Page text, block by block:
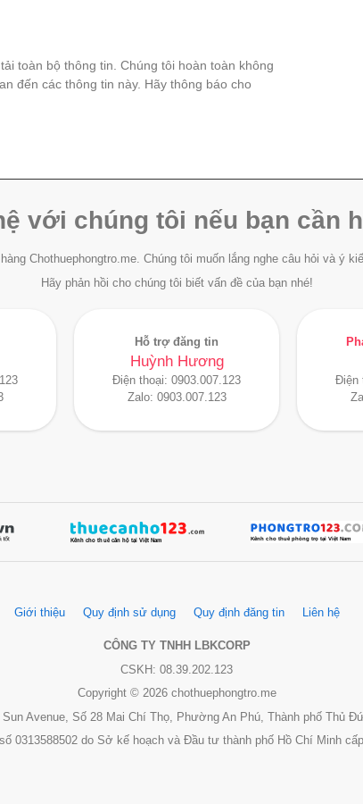
toàn bộ thông tin. Chúng tôi hoàn toàn không
đến các thông tin này. Hãy thông báo cho
với chúng tôi nếu bạn cần
Chothuephongtro.me. Chúng tôi muốn lắng nghe câu hỏi và ý
Hãy phản hồi cho chúng tôi biết vấn đề của bạn nhé!
Hỗ trợ đăng tin
Huỳnh Hương
Điện thoại: 0903.007.123
Zalo: 0903.007.123
Điện
Giới thiệu Quy định sử dụng Quy định đăng tin Liên hệ
CÔNG TY TNHH LBKCORP
CSKH: 08.39.202.123
Copyright © 2026 chothuephongtro.me
Avenue, Số 28 Mai Chí Thọ, Phường An Phú, Thành phố Thủ
0313588502 do Sở kế hoạch và Đầu tư thành phố Hồ Chí Minh